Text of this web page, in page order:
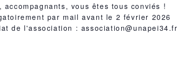
accompagnants, vous êtes tous conviés !
par mail avant le 2 février 2026
de l'association : association@unapei34.fr